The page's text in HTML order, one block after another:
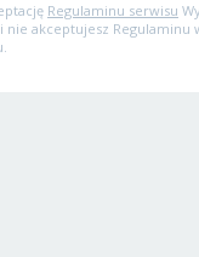
Regulaminu serwisu
akceptujesz Regulaminu